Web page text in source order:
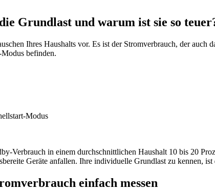
Grundlast und warum ist sie so
Ihres Haushalts vor. Es ist der Stromverbrauch, der
befinden.
Modus
Verbrauch in einem durchschnittlichen Haushalt 10 bis 20
Geräte anfallen. Ihre individuelle Grundlast zu kennen,
einfach messen